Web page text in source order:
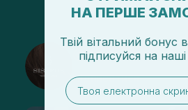
@sisters_stelmakh в
Підписатися
НА ПЕРШЕ
Твій вітальний бонус
підписуйся на
email